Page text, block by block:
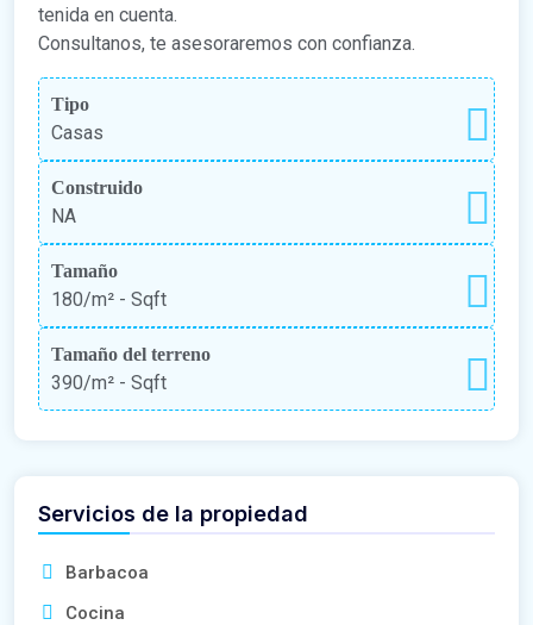
tenida en cuenta.
Consultanos, te asesoraremos con confianza.
Tipo
Casas
Construido
NA
Tamaño
180/m² - Sqft
Tamaño del terreno
390/m² - Sqft
Servicios de la propiedad
Barbacoa
Cocina